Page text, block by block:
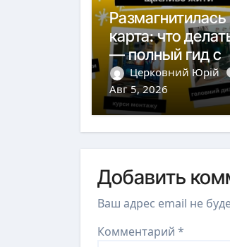
Размагнитилась
карта: что
— полный гид с
действиями и
защитой
Церковний Юрій
Авг 5, 2026
Добавить
Ваш адрес email не
Комментарий *